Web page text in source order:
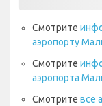
Смотрите
аэропорту
Смотрите
аэропорта
Смотрите все